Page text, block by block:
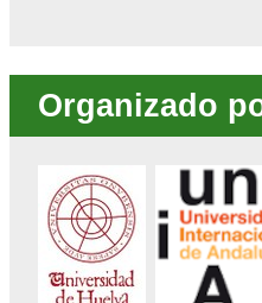
Organizado